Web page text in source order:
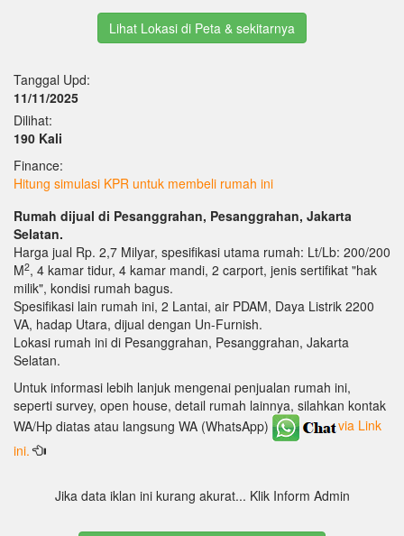
Lihat Lokasi di Peta & sekitarnya
Tanggal Upd:
11/11/2025
Dilihat:
190 Kali
Finance:
Hitung simulasi KPR untuk membeli rumah ini
Rumah dijual di Pesanggrahan, Pesanggrahan, Jakarta
Selatan.
Harga jual Rp. 2,7 Milyar, spesifikasi utama rumah: Lt/Lb: 200/200
M2, 4 kamar tidur, 4 kamar mandi, 2 carport, jenis sertifikat "hak
milik", kondisi rumah bagus.
Spesifikasi lain rumah ini, 2 Lantai, air PDAM, Daya Listrik 2200
VA, hadap Utara, dijual dengan Un-Furnish.
Lokasi rumah ini di Pesanggrahan, Pesanggrahan, Jakarta
Selatan.
Untuk informasi lebih lanjuk mengenai penjualan rumah ini,
seperti survey, open house, detail rumah lainnya, silahkan kontak
WA/Hp diatas atau langsung WA (WhatsApp)
via Link
ini.
Jika data iklan ini kurang akurat... Klik Inform Admin